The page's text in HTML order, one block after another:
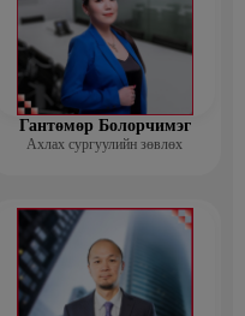
Гантөмөр Болорчимэг
Ахлах сургуулийн зөвлөх